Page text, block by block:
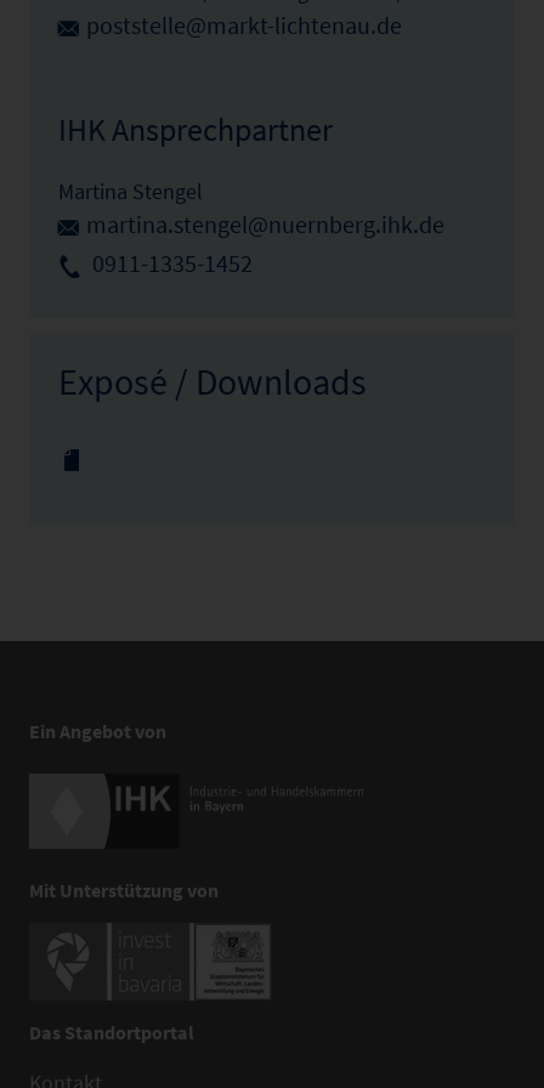
poststelle@markt-lichtenau.de
IHK Ansprechpartner
Martina Stengel
martina.stengel@nuernberg.ihk.de
0911-1335-1452
Exposé / Downloads
Ein Angebot von
Mit Unterstützung von
Das Standortportal